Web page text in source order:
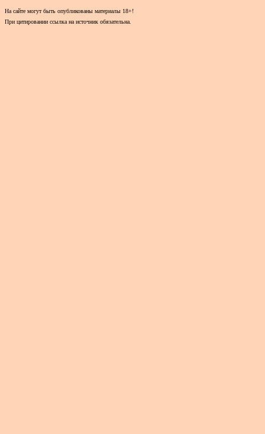
На сайте могут быть опубликованы материалы 18+!
При цитировании ссылка на источник обязательна.